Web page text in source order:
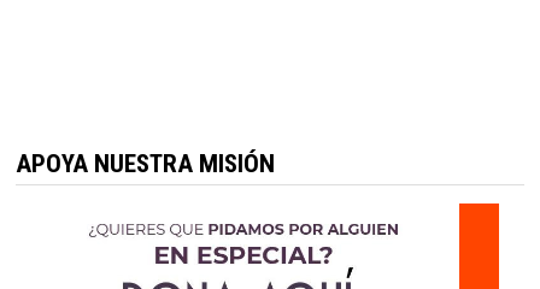
APOYA NUESTRA MISIÓN